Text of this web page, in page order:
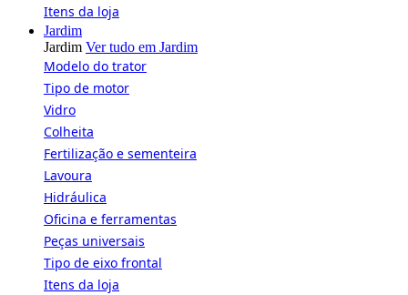
Itens da loja
Jardim
Jardim Ver tudo em Jardim
Modelo do trator
Tipo de motor
Vidro
Colheita
Fertilização e sementeira
Lavoura
Hidráulica
Oficina e ferramentas
Peças universais
Tipo de eixo frontal
Itens da loja